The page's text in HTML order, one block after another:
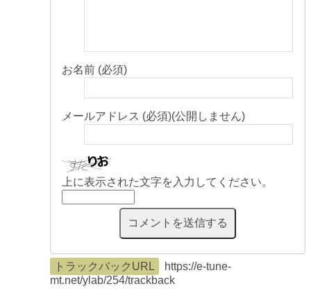
お名前 (必須)
メールアドレス (必須)(公開しません)
上に表示された文字を入力してください。
トラックバックURL
https://e-tune-
mt.net/ylab/254/trackback